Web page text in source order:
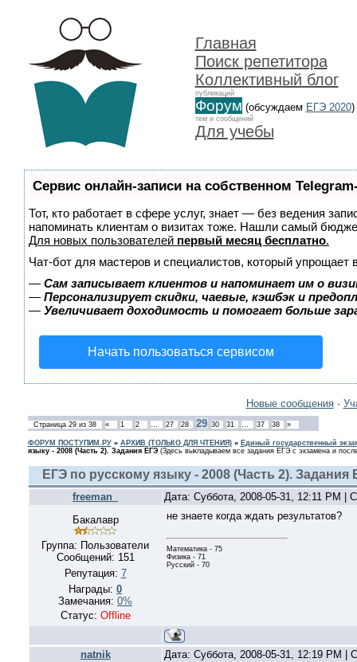
Главная
Поиск репетитора
Коллективный блог
публикаций
Форум (обсуждаем ЕГЭ 2020)
тем и сообщений
Для учебы
Сервис онлайн-записи на собственном
Тот, кто работает в сфере услуг, знает — без ведения
напоминать клиентам о визитах тоже. Нашли самый
Для новых пользователей первый месяц бесплатно.
Чат-бот для мастеров и специалистов, который упрощает
— Сам записывает клиентов и напоминает им о
— Персонализирует скидки, чаевые, кэшбэк и
— Увеличивает доходимость и помогает больше
Начать пользоваться сервисом
Новые сообщения·
Страница 29из 38 « 1 2 … 27 28 29 30 31 … 37 38 »
ФОРУМ ПОСТУПИМ.РУ» АРХИВ (ТОЛЬКО ДЛЯ ЧТЕНИЯ)» Единый государственный
языку - 2008 (Часть 2). Задания ЕГЭ (Здесь выкладываем все задания ЕГЭ с экзамена и
ЕГЭ по русскому языку - 2008 (Часть 2). Задания
freeman_
Дата: Суббота, 2008-05-31, 12:11 PM |
Бакалавр
Группа: Пользователи
Сообщений: 151
Репутация: 7
Награды: 0
Замечания: 0%
Статус: Offline
не знаете когда ждать результатов?
Математика - 75
Физика - 71
Русский - 70
natnik Дата: Суббота, 2008-05-31, 12:19 PM |